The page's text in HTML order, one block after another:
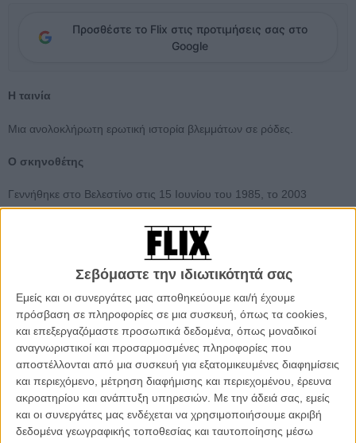
Σεβόμαστε την ιδιωτικότητά σας
Εμείς και οι συνεργάτες μας αποθηκεύουμε και/ή έχουμε
πρόσβαση σε πληροφορίες σε μια συσκευή, όπως τα cookies,
και επεξεργαζόμαστε προσωπικά δεδομένα, όπως μοναδικοί
αναγνωριστικοί και προσαρμοσμένες πληροφορίες που
αποστέλλονται από μια συσκευή για εξατομικευμένες διαφημίσεις
και περιεχόμενο, μέτρηση διαφήμισης και περιεχομένου, έρευνα
ακροατηρίου και ανάπτυξη υπηρεσιών. Με την άδειά σας, εμείς
και οι συνεργάτες μας ενδέχεται να χρησιμοποιήσουμε ακριβή
δεδομένα γεωγραφικής τοποθεσίας και ταυτοποίησης μέσω
Προσθέστε το Flix στις προτιμήσεις σας στο
Google
H ταινία
Μια ανολοκλήρωτη ερωτική ιστορία βλεμμάτων σε ρόδες.
Ο σκηνοθέτης
Γεννήθηκε στο Βελεστίνο στις 15 Ιουνίου του 1985, το 2003
μετακόμισε στη Θεσσαλονίκη για σπουδές Γεωπονίας στο ΑΠΘ.
Αντί γι’ αυτό έκανε δημιουργική γραφή και ελεύθερο σχέδιο στο
εργαστήρι «ΠΡΑΞΙΣ» και υποκριτική στο ΚΘΕΘ. Το 2008
μετακόμισε στην Αθήνα, δούλεψε ως β’ βοηθός σκηνοθέτη στο
«Μαχαιροβγάλτη» του Γιάννη Οικονομίδη και σπούδασε σενάριο και
σκηνοθεσία. Τώρα ζει γράφοντας σενάρια και χωρίς τη Γεωπονία.
Φιλμογραφία
Leaving Room (2007)
Ανάμεσα (2008)
Regular Night (2008)
Χτυπήματα (2010)
Ελένη (2011)